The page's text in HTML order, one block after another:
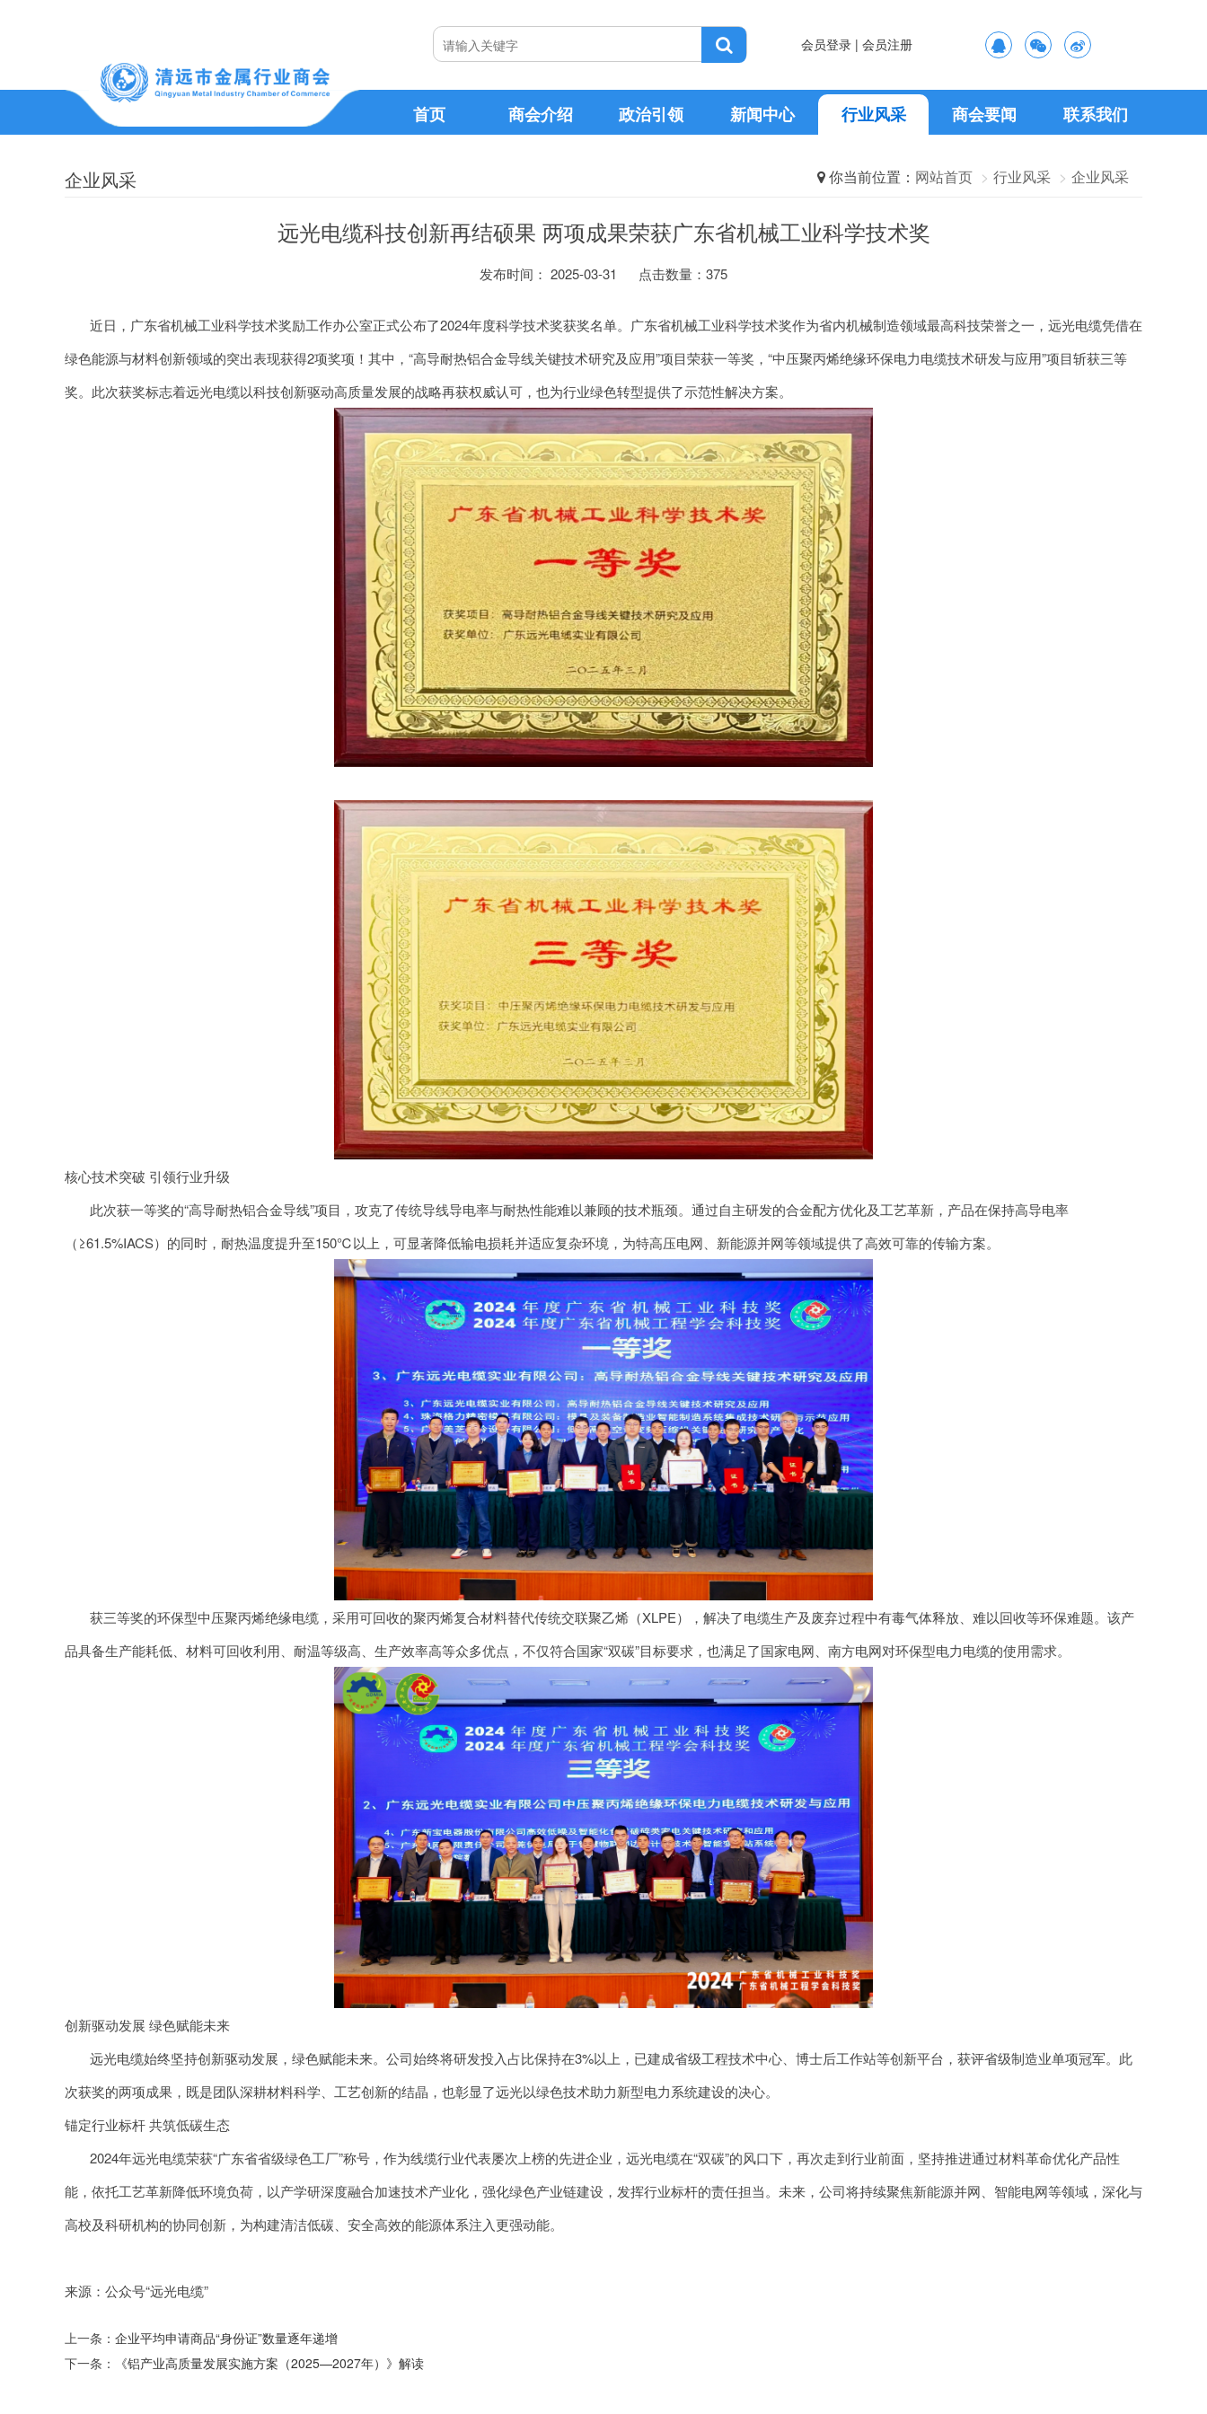
会员登录 | 会员注册
首页 商会介绍 政治引领 新闻中心 行业风采 商会要闻 联系我们
商会简介
清远市金属行业商会成立于2003年4月26日，是依
动改革创新、促进产业升级，不遗余力推动产业发
展，目前共有会员单位170多家，已覆盖金属进口
——拆解——初加工——深加工——终端产品的完
会长
杨舜
秘书长
王思幸
协会章程
第一条 本会的名称是清远市金属行业商会，英文译名是Metal Industry Association Of
Qingyuan，英文缩写是MIAQ。 第二条 本会的性质：本会是由清远市范围内从事再生金属行业
的企业、个人和相关单位自愿结成的地方行业性社团，是非营利性社会组织。
书记讲话
关于印发《可再生能源发展“十五五”规划》的通知 2026-07-24
2026-07-14
国务院关于印发《实施就业优先战略 “十五五”规划》的通知 2026-06-18
国务院关于印发《现代化应急体系建设 “十五五”规划》的通知 2026-06-09
从“制造”到“智造”—— 外企见证中国先进制造业水平不断提升
外交部：坚决反对美方滥用国家力量无理打压中国企业
上半年我国服务进出口总额实现较快增长 2026-08-06
上半年我国服务出口增长17.6% 2026-08-06
从“制造”到“智造”—— 外企见证中国先进制造业水平不断提升 2026-08-06
外交部：坚决反对美方滥用国家力量无理打压中国企业 2026-08-06
2026-08-06
上半年我国服务进出口总额实现较快增长 2026-08-06
2026-08-06
分会机构
协会动态
清远市金属行业商会2022年度财务报表审计报告 2023-03-22
2022-12-16
清远市金属行业商会会费收费标准 2022-05-17
清远市金属行业商会2021年度财务报表审计报告 2022-04-03
活动视频
协会风采
广东首批！清远首家！清远市金属行业商会成功入选广东省内外贸一体化综合服务平台
我商会继续荣获5A级社会组织荣誉称号
日期： 2024-04-09
日期： 2022-07-05
会员企业
日期： 2026-07-30
日期： 2026-07-24
企业风采 你当前位置： 网站首页 行业风采 企业风采
远光电缆科技创新再结硕果 两项成果荣获广东省机械工业科学技术奖
发布时间： 2025-03-31 点击数量： 375
近日，广东省机械工业科学技术奖励工作办公室正式公布了2024年度科学技术奖获奖名单。广东省机械工业科学技术奖作为省内机械制造领域最高科技荣誉之一，远光电缆凭借在
绿色能源与材料创新领域的突出表现获得2项奖项！其中，“高导耐热铝合金导线关键技术研究及应用”项目荣获一等奖，“中压聚丙烯绝缘环保电力电缆技术研发与应用”项目斩获三等
奖。此次获奖标志着远光电缆以科技创新驱动高质量发展的战略再获权威认可，也为行业绿色转型提供了示范性解决方案。
核心技术突破 引领行业升级
此次获一等奖的“高导耐热铝合金导线”项目，攻克了传统导线导电率与耐热性能难以兼顾的技术瓶颈。通过自主研发的合金配方优化及工艺革新，产品在保持高导电率
（≥61.5%IACS）的同时，耐热温度提升至150℃以上，可显著降低输电损耗并适应复杂环境，为特高压电网、新能源并网等领域提供了高效可靠的传输方案。
获三等奖的环保型中压聚丙烯绝缘电缆，采用可回收的聚丙烯复合材料替代传统交联聚乙烯（XLPE），解决了电缆生产及废弃过程中有毒气体释放、难以回收等环保难题。该产
品具备生产能耗低、材料可回收利用、耐温等级高、生产效率高等众多优点，不仅符合国家“双碳”目标要求，也满足了国家电网、南方电网对环保型电力电缆的使用需求。
创新驱动发展 绿色赋能未来
远光电缆始终坚持创新驱动发展，绿色赋能未来。公司始终将研发投入占比保持在3%以上，已建成省级工程技术中心、博士后工作站等创新平台，获评省级制造业单项冠军。此
次获奖的两项成果，既是团队深耕材料科学、工艺创新的结晶，也彰显了远光以绿色技术助力新型电力系统建设的决心。
锚定行业标杆 共筑低碳生态
2024年远光电缆荣获“广东省省级绿色工厂”称号，作为线缆行业代表屡次上榜的先进企业，远光电缆在“双碳”的风口下，再次走到行业前面，坚持推进通过材料革命优化产品性
能，依托工艺革新降低环境负荷，以产学研深度融合加速技术产业化，强化绿色产业链建设，发挥行业标杆的责任担当。未来，公司将持续聚焦新能源并网、智能电网等领域，深化与
高校及科研机构的协同创新，为构建清洁低碳、安全高效的能源体系注入更强动能。
来源：公众号“远光电缆”
上一条： 企业平均申请商品“身份证”数量逐年递增
下一条：
《铝产业高质量发展实施方案（2025—2027年）》解读